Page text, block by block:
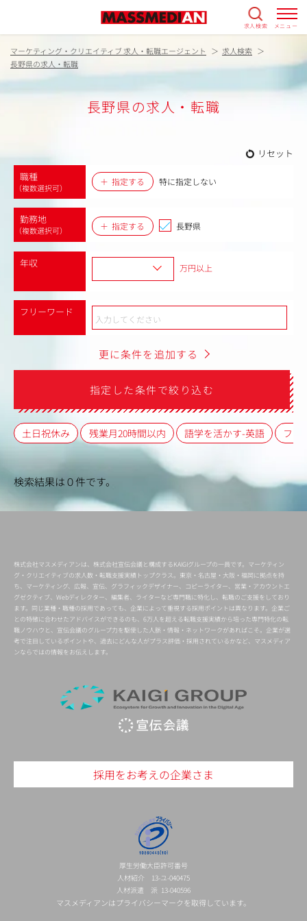
求人検索 メニュー
マーケティング・クリエイティブ 求人・転職エージェント
求人検索
長野県の求人・転職
長野県の求人・転職
リセット
職種
（複数選択可）
指定する 特に指定しない
勤務地
（複数選択可） 指定する 長野県
年収 万円以上
フリーワード
更に条件を追加する
指定した条件で絞り込む
土日祝休み 残業月20時間以内 語学を活かす-英語 フレ
検索結果は０件です。
株式会社マスメディアンは、株式会社宣伝会議と構成するKAIGIグループの一員です。マーケティン
グ・クリエイティブの求人数・転職支援実績トップクラス。東京・名古屋・大阪・福岡に拠点を持
ち、マーケティング、広報、宣伝、グラフィックデザイナー、コピーライター、営業・アカウントエ
グゼクティブ、Webディレクター、編集者、ライターなど専門職に特化し、転職のご支援をしており
ます。同じ業種・職種の採用であっても、企業によって重視する採用ポイントは異なります。企業ご
との特徴に合わせたアドバイスができるのも、6万人を超える転職支援実績から培った専門特化の転
職ノウハウと、宣伝会議のグループ力を駆使した人脈・情報・ネットワークがあればこそ。企業が選
考で注目しているポイントや、過去にどんな人がプラス評価・採用されているかなど、マスメディア
ンならではの情報をお伝えします。
採用をお考えの企業さま
厚生労働大臣許可番号
人材紹介 13-ユ-040475
人材派遣 派 13-040596
マスメディアンはプライバシーマークを取得しています。